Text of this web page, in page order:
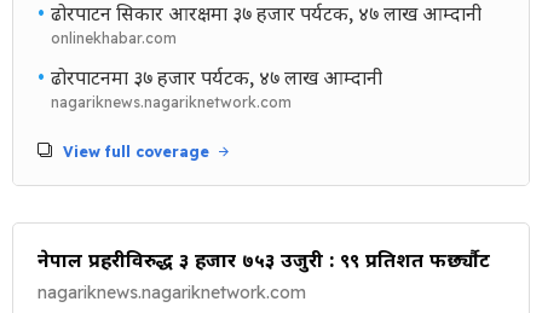
• ढोरपाटन सिकार आरक्षमा ३७ हजार पर्यटक, ४७ लाख आम्दानी
onlinekhabar.com
• ढोरपाटनमा ३७ हजार पर्यटक, ४७ लाख आम्दानी
nagariknews.nagariknetwork.com
View full coverage
नेपाल प्रहरीविरुद्ध ३ हजार ७५३ उजुरी : ९९ प्रतिशत फर्छ्यौट
nagariknews.nagariknetwork.com